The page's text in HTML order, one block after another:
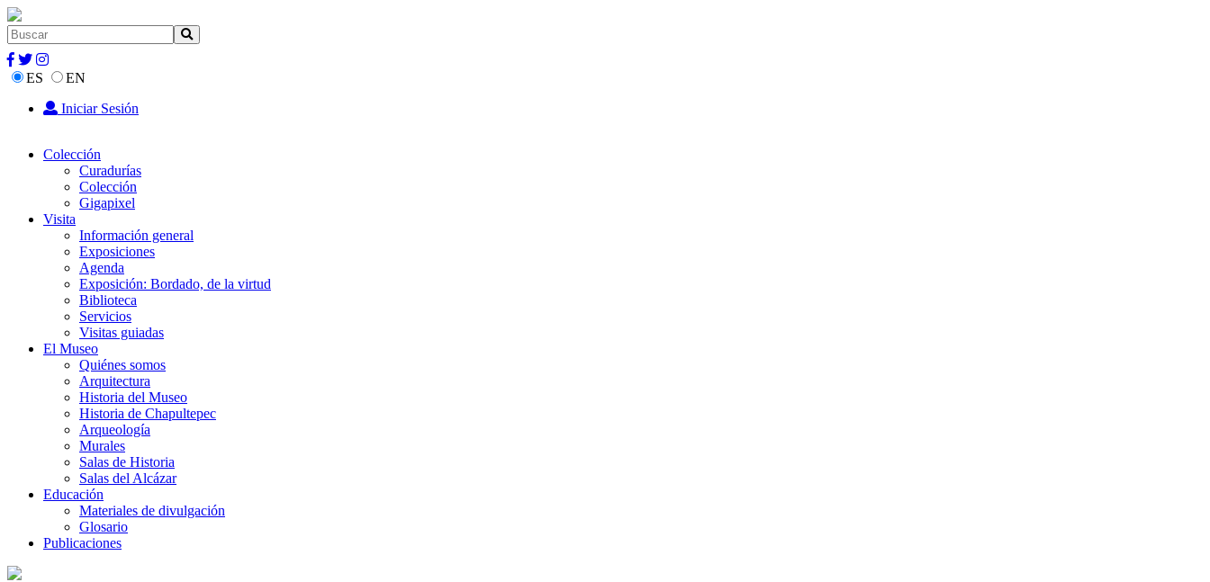
ES
EN
Iniciar Sesión
Colección
Curadurías
Colección
Gigapixel
Visita
Información general
Exposiciones
Agenda
Exposición: Bordado, de la virtud
Biblioteca
Servicios
Visitas guiadas
El Museo
Quiénes somos
Arquitectura
Historia del Museo
Historia de Chapultepec
Arqueología
Murales
Salas de Historia
Salas del Alcázar
Educación
Materiales de divulgación
Glosario
Publicaciones